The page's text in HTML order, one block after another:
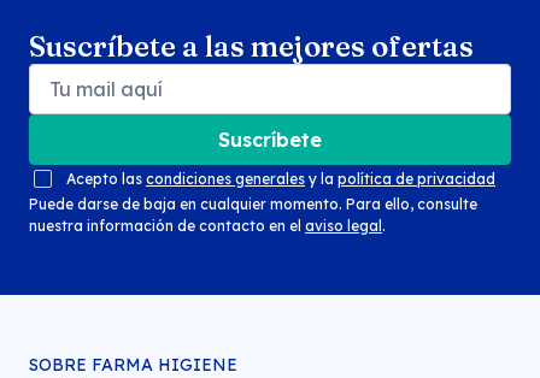
Suscríbete a las mejores ofertas
Suscríbete
Acepto las condiciones generales y la política de privacidad
Puede darse de baja en cualquier momento. Para ello, consulte
nuestra información de contacto en el aviso legal .
SOBRE FARMA HIGIENE